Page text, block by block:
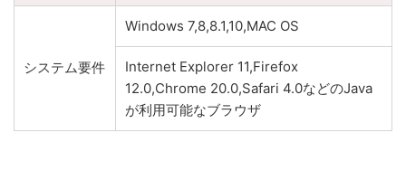
システム要件
Windows 7,8,8.1,10,MAC OS
Internet Explorer 11,Firefox
12.0,Chrome 20.0,Safari 4.0などのJava
が利用可能なブラウザ